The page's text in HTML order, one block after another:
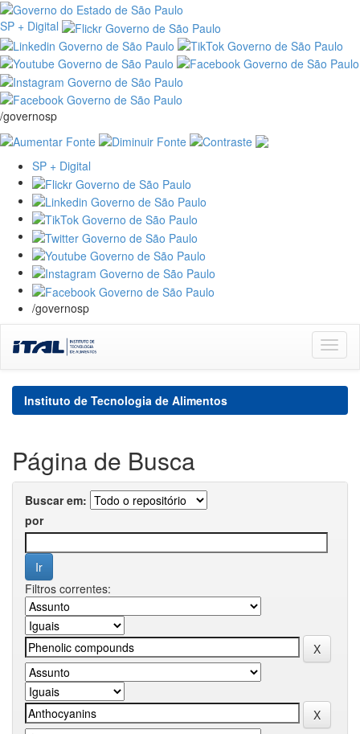
SP + Digital
/governosp
SP + Digital
/governosp
navigation
Instituto de Tecnologia de Alimentos
Página de Busca
Buscar em:
por
Filtros correntes: